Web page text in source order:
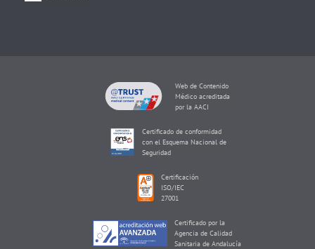
Web de Contenido
Médico acreditada
por la AACI
Certificado de conformidad
con el Esquema Nacional de
Seguridad
Certificación
ISO/IEC
27001
Certificado por la
Agencia de Calidad
Sanitaria de Andalucía